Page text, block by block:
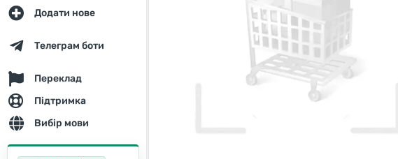
Додати нове
Телеграм боти
Переклад
Підтримка
Вибір мови